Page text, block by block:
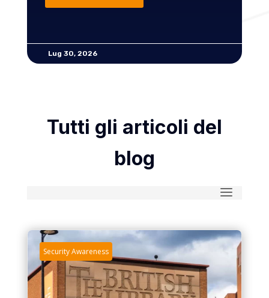
Lug 30, 2026
Tutti gli articoli del
blog
Security Awareness